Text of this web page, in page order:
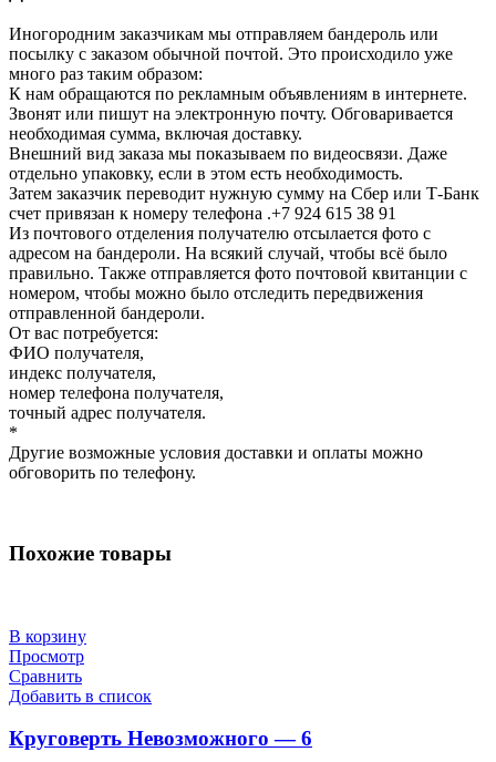
Иногородним заказчикам мы отправляем бандероль или
посылку с заказом обычной почтой. Это происходило уже
много раз таким образом:
К нам обращаются по рекламным объявлениям в интернете.
Звонят или пишут на электронную почту. Обговаривается
необходимая сумма, включая доставку.
Внешний вид заказа мы показываем по видеосвязи. Даже
отдельно упаковку, если в этом есть необходимость.
Затем заказчик переводит нужную сумму на Сбер или Т-Банк
счет привязан к номеру телефона .+7 924 615 38 91
Из почтового отделения получателю отсылается фото с
адресом на бандероли. На всякий случай, чтобы всё было
правильно. Также отправляется фото почтовой квитанции с
номером, чтобы можно было отследить передвижения
отправленной бандероли.
От вас потребуется:
ФИО получателя,
индекс получателя,
номер телефона получателя,
точный адрес получателя.
*
Другие возможные условия доставки и оплаты можно
обговорить по телефону.
Похожие товары
В корзину
Просмотр
Сравнить
Добавить в список
Круговерть Невозможного — 6